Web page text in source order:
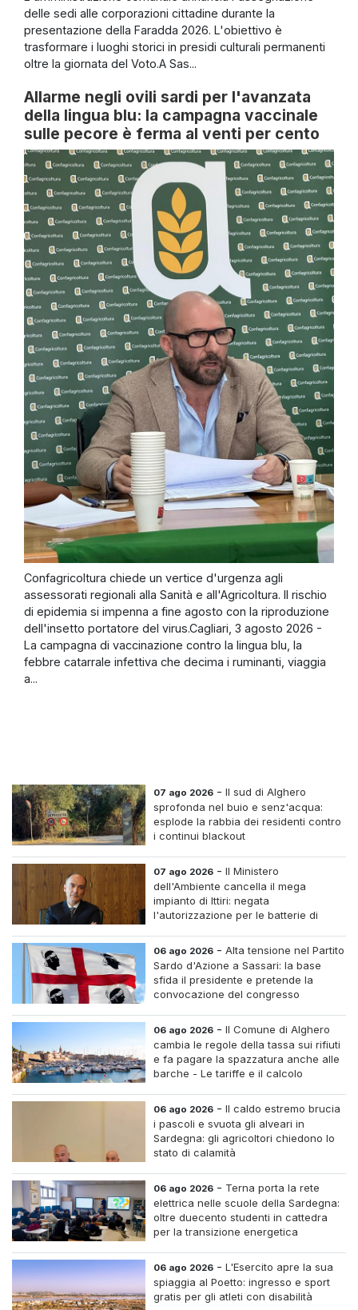
delle sedi alle corporazioni cittadine durante la
presentazione della Faradda 2026. L'obiettivo è
trasformare i luoghi storici in presidi culturali permanenti
oltre la giornata del Voto.A Sas...
Allarme negli ovili sardi per l'avanzata
della lingua blu: la campagna vaccinale
sulle pecore è ferma al venti per cento
Confagricoltura chiede un vertice d'urgenza agli
assessorati regionali alla Sanità e all'Agricoltura. Il rischio
di epidemia si impenna a fine agosto con la riproduzione
dell'insetto portatore del virus.Cagliari, 3 agosto 2026 -
La campagna di vaccinazione contro la lingua blu, la
febbre catarrale infettiva che decima i ruminanti, viaggia
a...
07 ago 2026 -Il sud di Alghero
sprofonda nel buio e senz'acqua:
esplode la rabbia dei residenti contro
i continui blackout
07 ago 2026 -Il Ministero
dell'Ambiente cancella il mega
impianto di Ittiri: negata
l'autorizzazione per le batterie di
06 ago 2026 -Alta tensione nel Partito
Sardo d'Azione a Sassari: la base
sfida il presidente e pretende la
convocazione del congresso
06 ago 2026 -Il Comune di Alghero
cambia le regole della tassa sui rifiuti
e fa pagare la spazzatura anche alle
barche - Le tariffe e il calcolo
06 ago 2026 -Il caldo estremo brucia
i pascoli e svuota gli alveari in
Sardegna: gli agricoltori chiedono lo
stato di calamità
06 ago 2026 - Terna porta la rete
elettrica nelle scuole della Sardegna:
oltre duecento studenti in cattedra
per la transizione energetica
06 ago 2026 -L'Esercito apre la sua
spiaggia al Poetto: ingresso e sport
gratis per gli atleti con disabilità